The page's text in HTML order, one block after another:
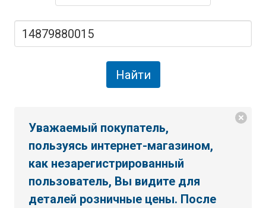
Уважаемый покупатель,
пользуясь интернет-магазином,
как незарегистрированный
пользователь, Вы видите для
деталей розничные цены. После